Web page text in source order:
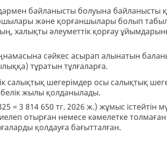
байланысты болуына байланысты
және қорғаншылары болып
әлеуметтік қорғау
сәйкес асырап алынатын
тұратын тұлғаларға.
салықтық шегерімдер осы салықтық
жылы қолданылады.
= 3 814 650 тг. 2026 ж.) жұмыс істейтін
отырған немесе кәмелетке
қолдауға бағытталған.